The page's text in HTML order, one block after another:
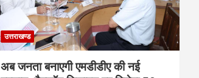
उत्तराखण्ड
अब जनता बनाएगी एमडीडीए की नई